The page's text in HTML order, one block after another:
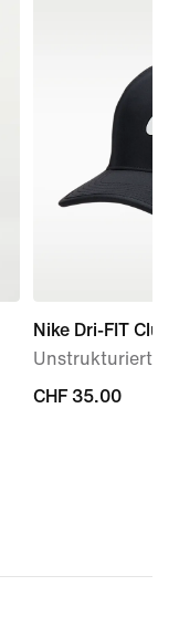
Nike Dri-FIT Club
Unstrukturierte
CHF 35.00
CHF 35.00